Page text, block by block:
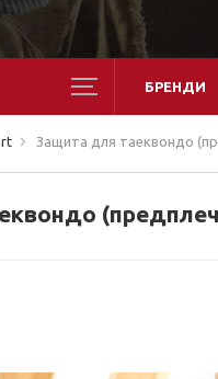
БРЕНДИ
Защита для таеквондо